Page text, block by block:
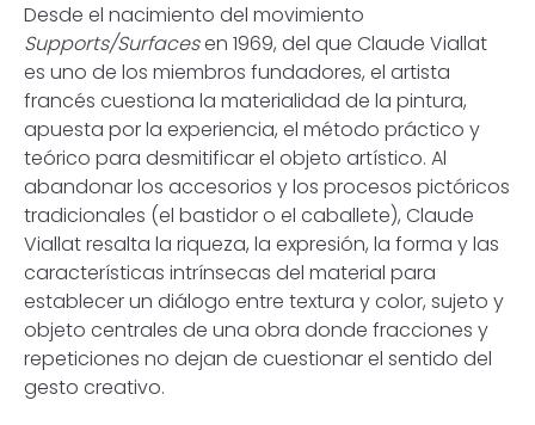
Desde el nacimiento del movimiento
Supports/Surfacesen 1969, del que Claude Viallat
es uno de los miembros fundadores, el artista
francés cuestiona la materialidad de la pintura,
apuesta por la experiencia, el método práctico y
teórico para desmitificar el objeto artístico. Al
abandonar los accesorios y los procesos pictóricos
tradicionales (el bastidor o el caballete), Claude
Viallat resalta la riqueza, la expresión, la forma y las
características intrínsecas del material para
establecer un diálogo entre textura y color, sujeto y
objeto centrales de una obra donde fracciones y
repeticiones no dejan de cuestionar el sentido del
gesto creativo.